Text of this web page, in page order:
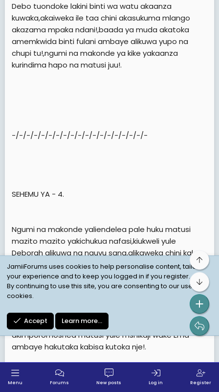
Debo tuondoke lakini binti wa watu akaanza
kuwaka,akaiweka ile taa chini akasukuma mlango
akazama mpaka ndani!,baada ya muda akatoka
amemkwida binti fulani ambaye alikuwa yupo na
chupi tu!,ngumi na makonde ya kike yakaanza
kurindima hapo na matusi juu!.
-/-/-/-/-/-/-/-/-/-/-/-/-/-/-/-/-/-/-
SEHEMU YA - 4.
Ngumi na makonde yaliendelea pale huku matusi
mazito mazito yakichukua nafasi,kiukweli yule
Deborah alikuwa na nguvu sana,alikaweka chini kale
kabinti akawa anakasukumia ngumi za kike zisizo
kuwa na idadi,sasa yule Ema yeye alipoingia ndani
hakutoka nje,ilibidi mimi na huyo jamaa aliyeitwa
Jackson tuingilie kati ule ugomvi kuachanisha!.
Deborah alikuwa amechukia sana huku
akimporomoshea matusi yule mshikaji wake Ema
ambaye hakutaka kabisa kutoka nje!.
Mimi " Debo nisikilize,hebu achana na haya mambo ya
ugomvi tuondoke,ni usiku sana sasa hivi"
JamiiForums uses cookies to help personalise content, tailor
your experience and to keep you logged in if you register.
By continuing to use this site, you are consenting to our use of
cookies.
Accept Learn more…
Top
Menu Forums New posts Log in Register